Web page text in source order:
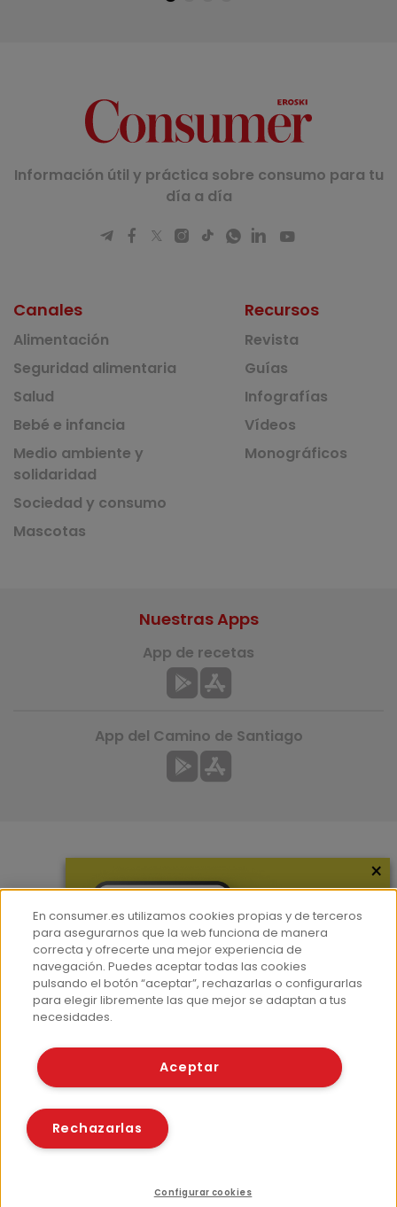
Información útil y práctica sobre consumo para tu
día a día
Canales
Alimentación
Seguridad alimentaria
Salud
Bebé e infancia
Medio ambiente y
solidaridad
Sociedad y consumo
Mascotas
Recursos
Revista
Guías
Infografías
Vídeos
Monográficos
Hemeroteca
Contacto
Prensa
Corpus Lingüístico Consumer
Nuestras Apps
App de recetas
App del Camino de Santiago
© Fundación EROSKI
Políticas de cookies
×
En consumer.es utilizamos cookies propias y de terceros
para asegurarnos que la web funciona de manera
correcta y ofrecerte una mejor experiencia de
navegación. Puedes aceptar todas las cookies
pulsando el botón “aceptar”, rechazarlas o configurarlas
para elegir libremente las que mejor se adaptan a tus
necesidades.
Aceptar
Rechazarlas
Configurar cookies